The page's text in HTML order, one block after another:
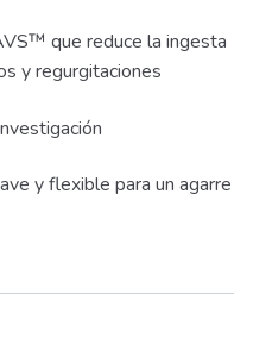
que reduce la ingesta
y regurgitaciones
y flexible para un agarre